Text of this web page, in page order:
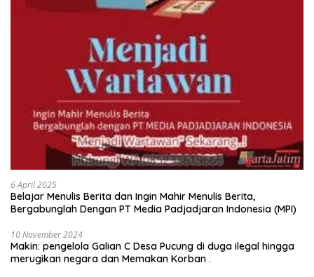
6 April 2025
Belajar Menulis Berita dan Ingin Mahir Menulis Berita,
Bergabunglah Dengan PT Media Padjadjaran Indonesia (MPI)
10 November 2024
Makin: pengelola Galian C Desa Pucung di duga ilegal hingga
merugikan negara dan Memakan Korban .